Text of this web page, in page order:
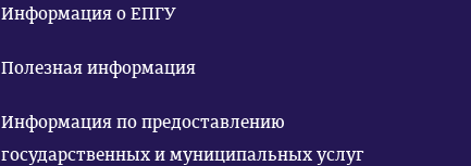
Информация о ЕПГУ
Полезная информация
Информация по предоставлению
государственных и муниципальных услуг